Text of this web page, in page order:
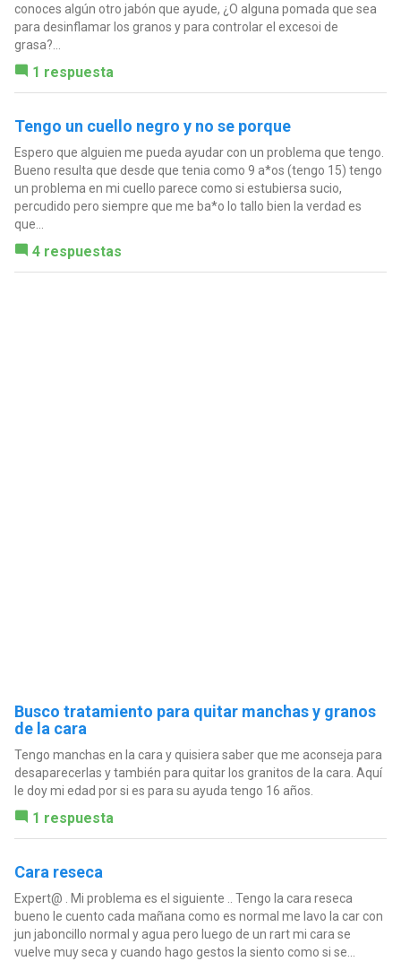
conoces algún otro jabón que ayude, ¿O alguna pomada que sea
para desinflamar los granos y para controlar el excesoi de
grasa?...
1 respuesta
Tengo un cuello negro y no se porque
Espero que alguien me pueda ayudar con un problema que tengo.
Bueno resulta que desde que tenia como 9 a*os (tengo 15) tengo
un problema en mi cuello parece como si estubiersa sucio,
percudido pero siempre que me ba*o lo tallo bien la verdad es
que...
4 respuestas
Busco tratamiento para quitar manchas y granos
de la cara
Tengo manchas en la cara y quisiera saber que me aconseja para
desaparecerlas y también para quitar los granitos de la cara. Aquí
le doy mi edad por si es para su ayuda tengo 16 años.
1 respuesta
Cara reseca
Expert@ . Mi problema es el siguiente .. Tengo la cara reseca
bueno le cuento cada mañana como es normal me lavo la car con
jun jaboncillo normal y agua pero luego de un rart mi cara se
vuelve muy seca y cuando hago gestos la siento como si se...